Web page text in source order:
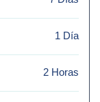
1 Día
2 Horas